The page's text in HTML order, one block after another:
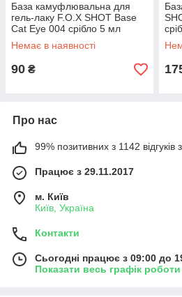
База камуфлювальна для
гель-лаку F.O.X SHOT Base
Cat Eye 004 срібло 5 мл
Немає в наявності
90 ₴
Про нас
99% позитивних з 1142 відгуків
Працює з 29.11.2017
м. Київ
Київ, Україна
Контакти
Сьогодні працює з 09:00 до
Показати весь графік роботи